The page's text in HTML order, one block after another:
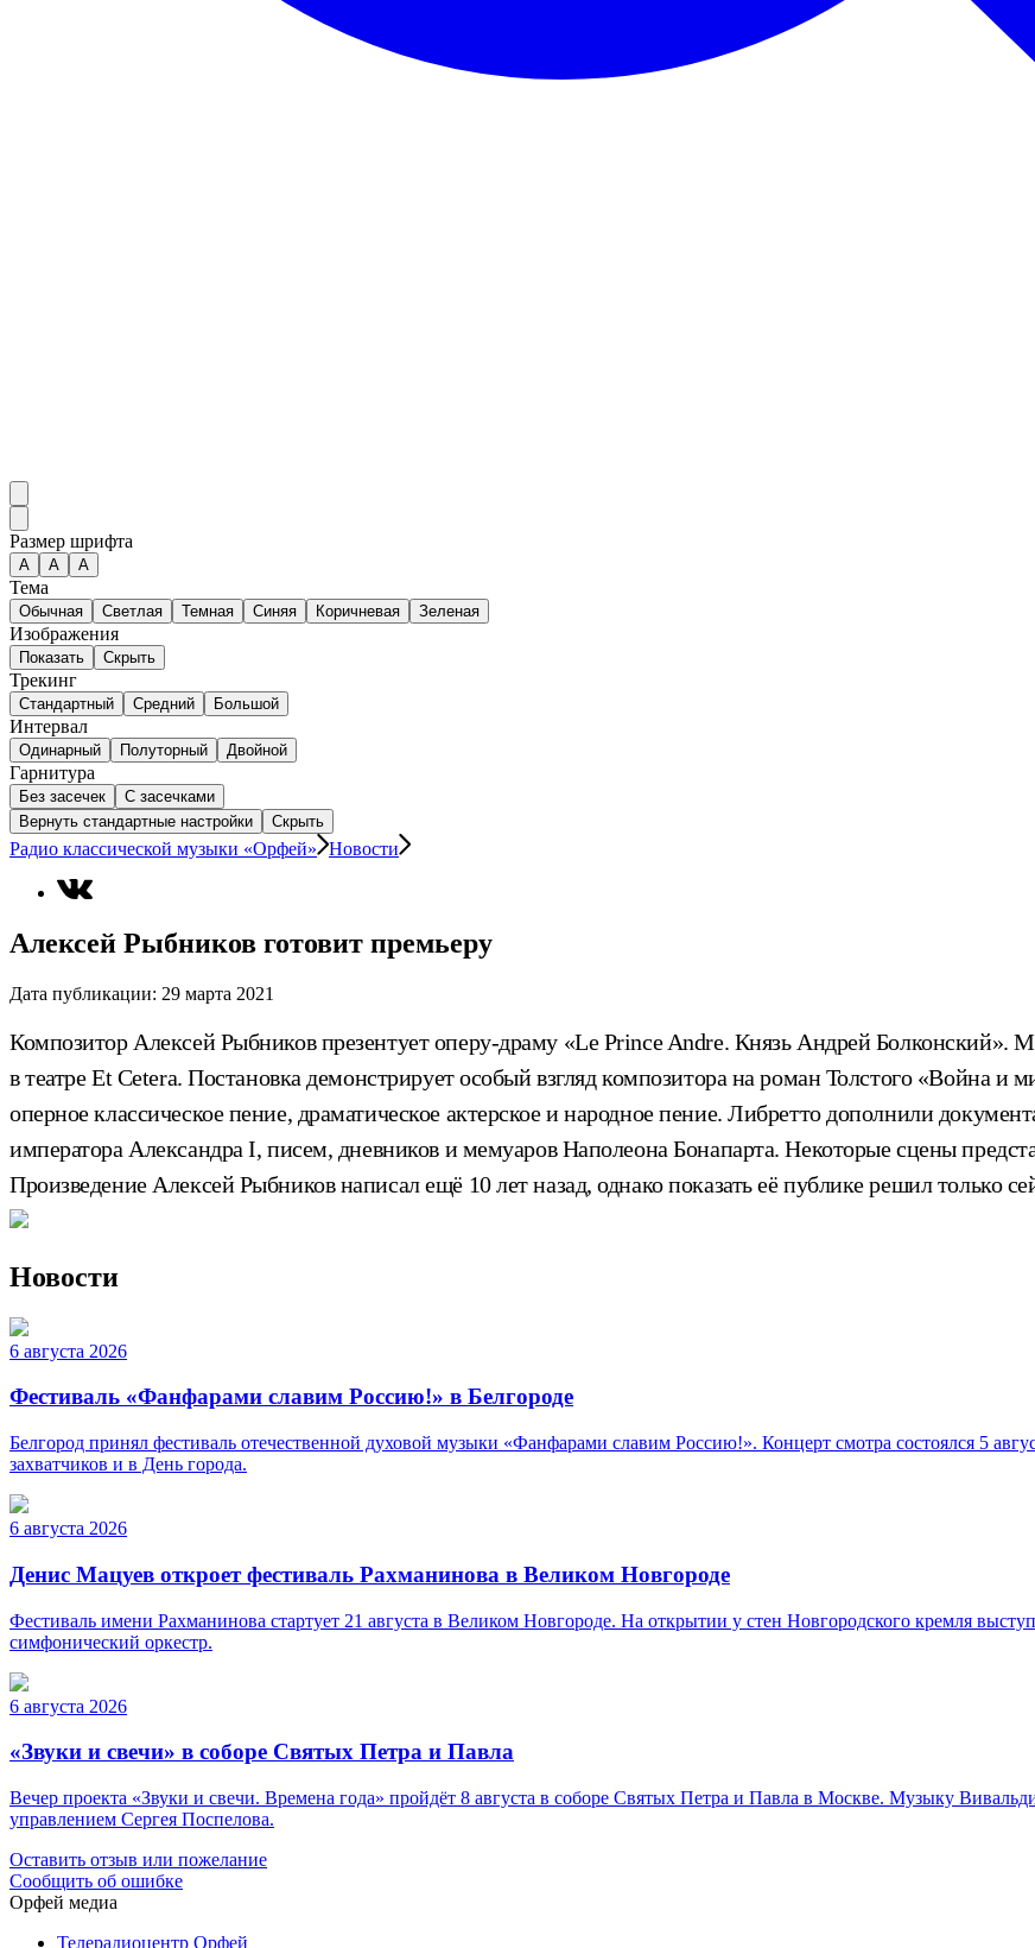
Размер шрифта
А A A
Тема
Обычная Светлая Темная Синяя Коричневая Зеленая
Изображения
Показать Скрыть
Трекинг
Стандартный Средний Большой
Интервал
Одинарный Полуторный Двойной
Гарнитура
Без засечек
С засечками
Вернуть стандартные настройки
Скрыть
Радио классической музыки «Орфей» Новости
Алексей Рыбников готовит премьеру
Дата публикации: 29 марта 2021
Композитор Алексей Рыбников презентует оперу-драму «Le Prince Andre. Князь Андрей Болконский».
в театре Et Cetera. Постановка демонстрирует особый взгляд композитора на роман Толстого «Война и
оперное классическое пение, драматическое актерское и народное пение. Либретто дополнили
императора Александра I, писем, дневников и мемуаров Наполеона Бонапарта. Некоторые сцены
Произведение Алексей Рыбников написал ещё 10 лет назад, однако показать её публике решил только
Новости
6 августа 2026
Фестиваль «Фанфарами славим Россию!» в Белгороде
Белгород принял фестиваль отечественной духовой музыки «Фанфарами славим Россию!». Концерт смотра состоялся 5
захватчиков и в День города.
6 августа 2026
Денис Мацуев откроет фестиваль Рахманинова в Великом Новгороде
Фестиваль имени Рахманинова стартует 21 августа в Великом Новгороде. На открытии у стен Новгородского кремля
симфонический оркестр.
6 августа 2026
«Звуки и свечи» в соборе Святых Петра и Павла
Вечер проекта «Звуки и свечи. Времена года» пройдёт 8 августа в соборе Святых Петра и Павла в Москве. Музыку
управлением Сергея Поспелова.
Оставить отзыв или пожелание
Сообщить об ошибке
Орфей медиа
Телерадиоцентр Орфей